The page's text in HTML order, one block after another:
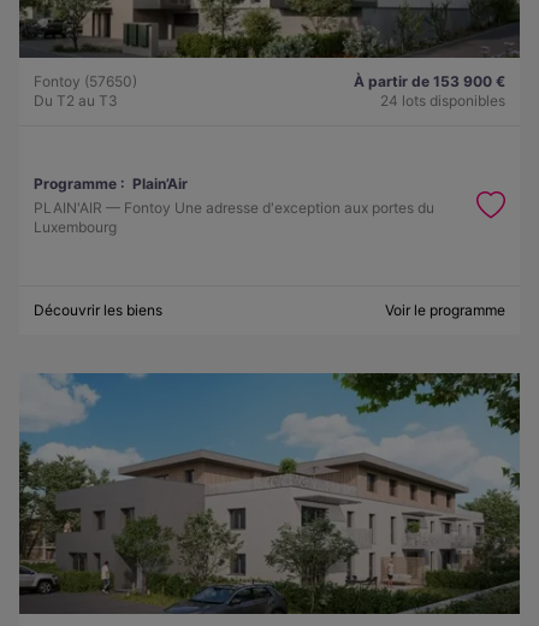
Fontoy (57650)
Du T2 au T3
À partir de 153 900 €
24 lots disponibles
Programme : Plain’Air
PLAIN'AIR — Fontoy Une adresse d'exception aux portes du
Luxembourg
Découvrir les biens Voir le programme